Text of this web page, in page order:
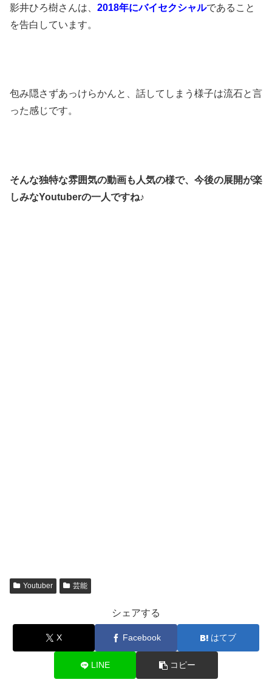
影井ひろ樹さんは、 2018年にバイセクシャルであること
を告白しています。
包み隠さずあっけらかんと、話してしまう様子は流石と言
った感じです。
そんな独特な雰囲気の動画も人気の様で、今後の展開が楽
しみなYoutuberの一人ですね♪
Youtuber 芸能
シェアする
X Facebook はてブ
LINE コピー